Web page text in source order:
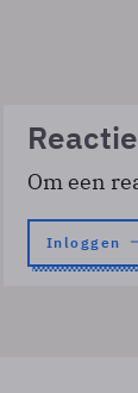
Om een
Inloggen